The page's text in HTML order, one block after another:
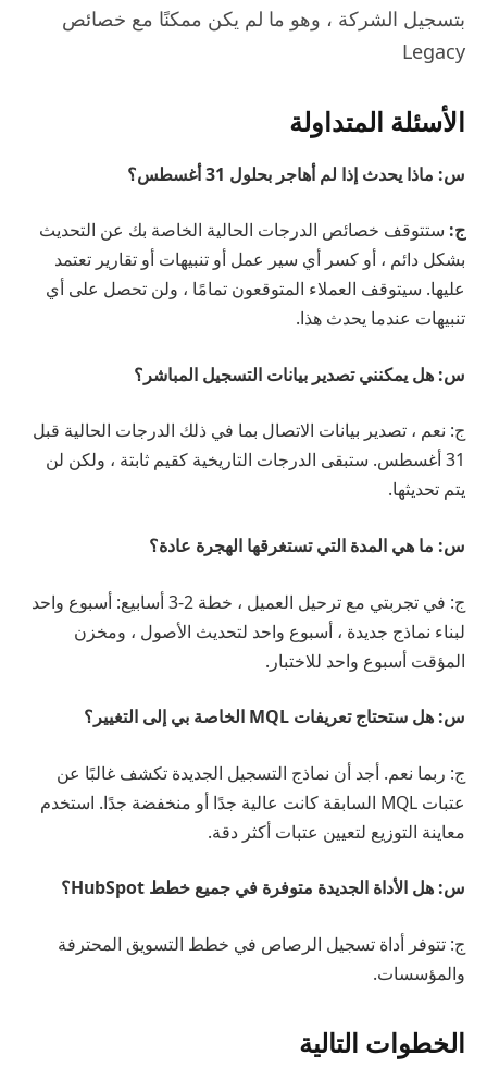
بتسجيل الشركة ، وهو ما لم يكن ممكنًا مع خصائص
Legacy
الأسئلة المتداولة
س: ماذا يحدث إذا لم أهاجر بحلول 31 أغسطس؟
ج: ستتوقف خصائص الدرجات الحالية الخاصة بك عن التحديث
بشكل دائم ، أو كسر أي سير عمل أو تنبيهات أو تقارير تعتمد
عليها. سيتوقف العملاء المتوقعون تمامًا ، ولن تحصل على أي
تنبيهات عندما يحدث هذا.
س: هل يمكنني تصدير بيانات التسجيل المباشر؟
ج: نعم ، تصدير بيانات الاتصال بما في ذلك الدرجات الحالية قبل
31 أغسطس. ستبقى الدرجات التاريخية كقيم ثابتة ، ولكن لن
يتم تحديثها.
س: ما هي المدة التي تستغرقها الهجرة عادة؟
ج: في تجربتي مع ترحيل العميل ، خطة 2-3 أسابيع: أسبوع واحد
لبناء نماذج جديدة ، أسبوع واحد لتحديث الأصول ، ومخزن
المؤقت أسبوع واحد للاختبار.
س: هل ستحتاج تعريفات MQL الخاصة بي إلى التغيير؟
ج: ربما نعم. أجد أن نماذج التسجيل الجديدة تكشف غالبًا عن
عتبات MQL السابقة كانت عالية جدًا أو منخفضة جدًا. استخدم
معاينة التوزيع لتعيين عتبات أكثر دقة.
س: هل الأداة الجديدة متوفرة في جميع خطط HubSpot؟
ج: تتوفر أداة تسجيل الرصاص في خطط التسويق المحترفة
والمؤسسات.
الخطوات التالية